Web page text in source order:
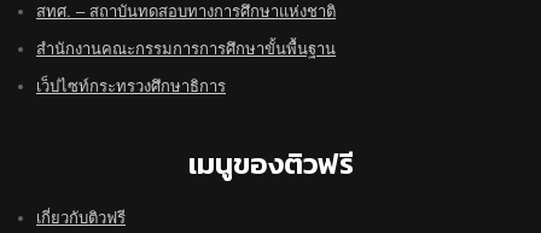
สทศ. – สถาบันทดสอบทางการศึกษาแห่งชาติ
สำนักงานคณะกรรมการการศึกษาขั้นพื้นฐาน
เว็ปไซท์กระทรวงศึกษาธิการ
เมนูของติวฟรี
เกี่ยวกับติวฟรี